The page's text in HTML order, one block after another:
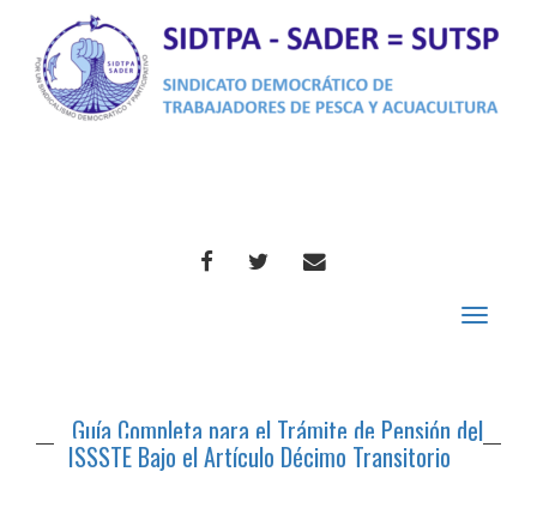
FACEBOOKTWITTERCORREO
Toggle
Guía Completa para el Trámite de Pensión del
ISSSTE Bajo el Artículo Décimo Transitorio